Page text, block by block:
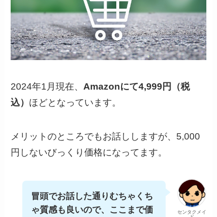
2024年1月現在、 Amazonにて4,999円（税
込） ほどとなっています。
メリットのところでもお話ししますが、5,000
円しないびっくり価格になってます。
センタクメイ
冒頭でお話した通りむちゃくち
ゃ質感も良いので、ここまで価